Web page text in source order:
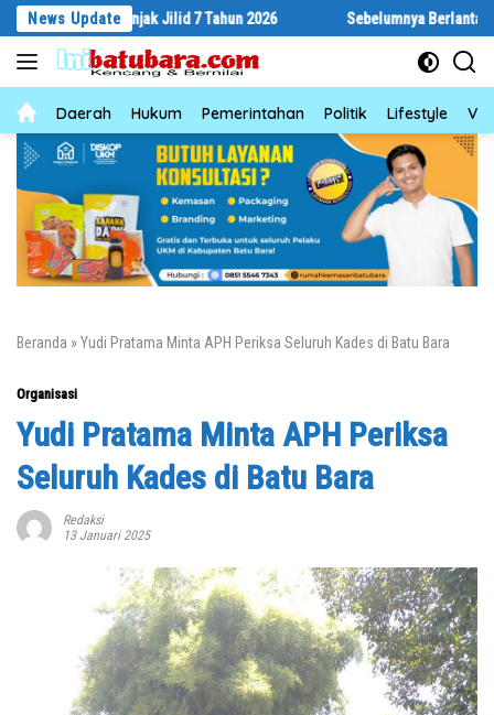
Langsung
konten
News Update
Jilid 7 Tahun 2026 Sebelumnya Berlantaikan Tanah
NewsDaerah Hukum Pemerintahan Politik Lifestyle
Beranda » Yudi Pratama Minta APH Periksa Seluruh Kades di Batu Bara
Organisasi
Yudi Pratama Minta APH Periksa
Seluruh Kades di Batu Bara
Redaksi
13 Januari 2025